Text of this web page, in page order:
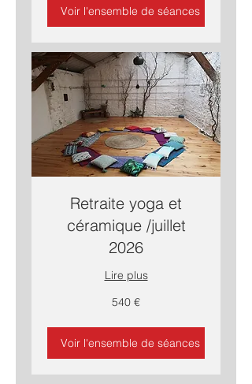
Voir l'ensemble de séances
Retraite yoga et
céramique /juillet
2026
Lire plus
540 €
Voir l'ensemble de séances